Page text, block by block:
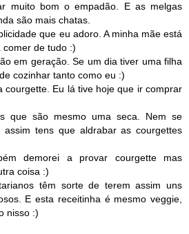
muito bom o empadão. E as melgas
são mais chatas.
que eu adoro. A minha mãe está
comer de tudo :)
em geração. Se um dia tiver uma filha
cozinhar tanto como eu :)
courgette. Eu lá tive hoje que ir comprar
que são mesmo uma seca. Nem se
assim tens que aldrabar as courgettes
demorei a provar courgette mas
coisa :)
têm sorte de terem assim uns
E esta receitinha é mesmo veggie,
nisso :)